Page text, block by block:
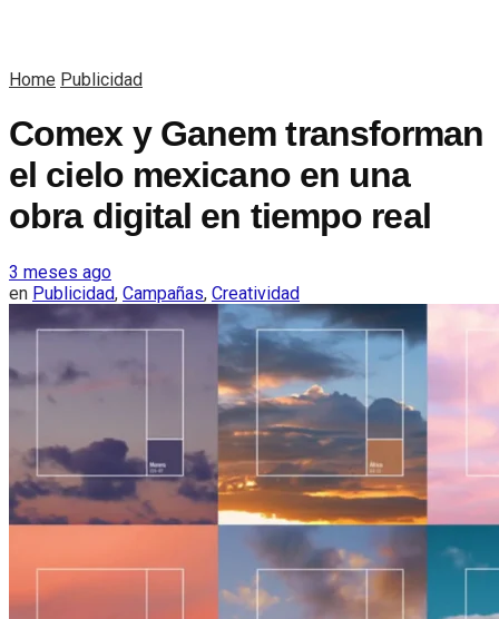
Home Publicidad
Comex y Ganem transforman
el cielo mexicano en una
obra digital en tiempo real
3 meses ago
en Publicidad, Campañas, Creatividad